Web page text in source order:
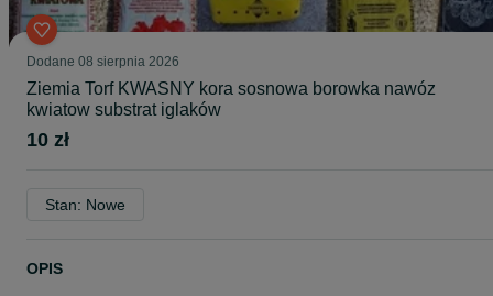
Dodane 08 sierpnia 2026
Ziemia Torf KWASNY kora sosnowa borowka nawóz
kwiatow substrat iglaków
10 zł
Stan: Nowe
OPIS